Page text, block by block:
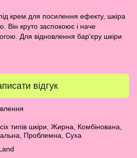
крем для посилення ефекту, шкіра
Він круто заспокоює і наче
Для відновлення бар'єру шкіри
відгук
типів шкіри, Жирна, Комбінована,
, Проблемна, Суха